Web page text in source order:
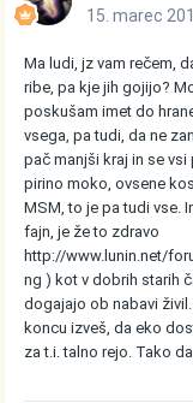
15. marec
Ma ludi, jz vam rečem,
ribe, pa kje jih gojijo?
poskušam imet do
vsega, pa tudi, da ne
pač manjši kraj in se
pirino moko, ovsene
MSM, to je pa tudi vse.
fajn, je že to zdravo
http://www.lunin.net/
ng ) kot v dobrih starih
dogajajo ob nabavi
koncu izveš, da eko
za t.i. talno rejo. Tako